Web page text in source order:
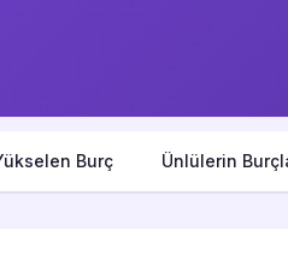
Burç Ünlülerin